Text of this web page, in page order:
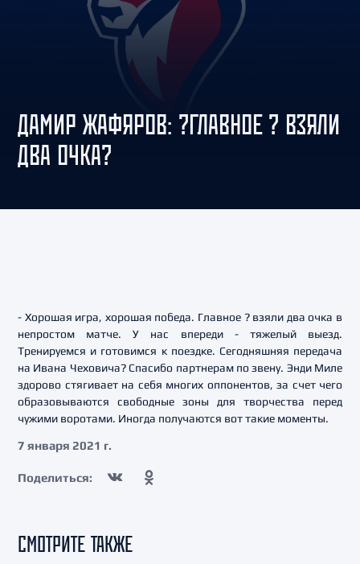
ДАМИР ЖАФЯРОВ: ?ГЛАВНОЕ ? ВЗЯЛИ
ДВА ОЧКА?
- Хорошая игра, хорошая победа. Главное ? взяли два очка в
непростом матче. У нас впереди - тяжелый выезд.
Тренируемся и готовимся к поездке. Сегодняшняя передача
на Ивана Чеховича? Спасибо партнерам по звену. Энди Миле
здорово стягивает на себя многих оппонентов, за счет чего
образовываются свободные зоны для творчества перед
чужими воротами. Иногда получаются вот такие моменты.
7 января 2021 г.
Поделиться:
СМОТРИТЕ ТАКЖЕ